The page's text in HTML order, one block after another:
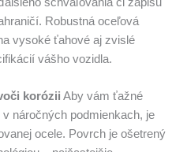
Robustná oceľová
vysoké ťahové aj zvislé
vášho vozidla.
korózii Aby vám ťažné
náročných podmienkach, je
ocele. Povrch je ošetrený